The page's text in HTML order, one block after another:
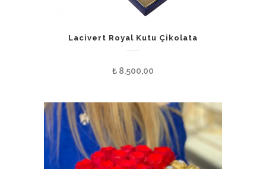
Lacivert Royal Kutu Çikolata
₺ 8.500,00